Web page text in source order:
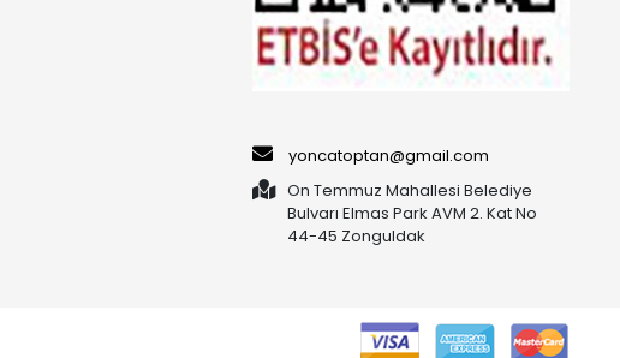
yoncatoptan@gmail.com
On Temmuz Mahallesi Belediye
Bulvarı Elmas Park AVM 2. Kat No
44-45 Zonguldak